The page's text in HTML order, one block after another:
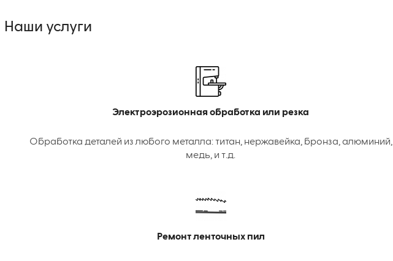
Наши услуги
Электроэрозионная обработка или резка
Обработка деталей из любого металла: титан, нержавейка, бронза, алюминий,
медь, и т.д.
Ремонт ленточных пил